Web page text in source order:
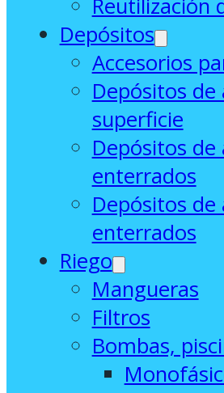
Reutilización
Depósitos
Accesorios
Depósitos de
superficie
Depósitos de
enterrados
Depósitos
enterrados
Riego
Mangueras
Filtros
Bombas,